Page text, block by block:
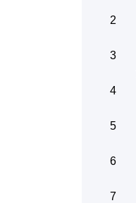
2
3
4
5
6
7